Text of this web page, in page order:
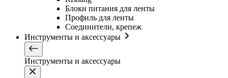
Блоки питания для ленты
Профиль для ленты
Соединители, крепеж
Инструменты и аксессуары
Инструменты и аксессуары